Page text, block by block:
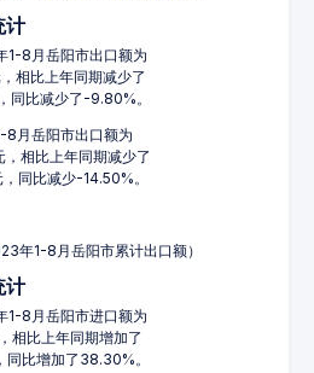
计
1-8月岳阳市出口额为
相比上年同期减少了
同比减少了-9.80%。
8月岳阳市出口额为
相比上年同期减少了
同比减少-14.50%。
年1-8月岳阳市累计出口额）
计
1-8月岳阳市进口额为
相比上年同期增加了
比增加了38.30%。